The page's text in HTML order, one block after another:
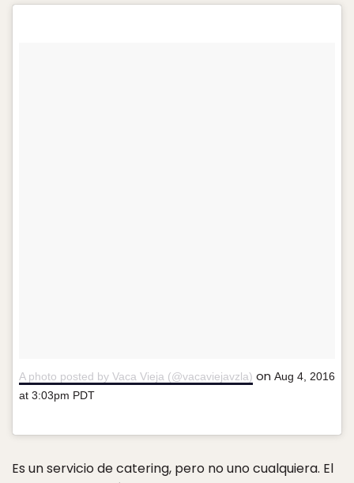
A photo posted by Vaca Vieja (@vacaviejavzla) on Aug 4, 2016
at 3:03pm PDT
Es un servicio de catering, pero no uno cualquiera. El